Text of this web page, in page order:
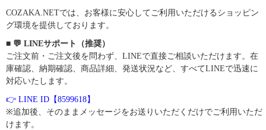
COZAKA.NETでは、お客様に安心してご利用いただけるショッピン
グ環境を提供しております。
■ 💬 LINEサポート（推奨）
ご注文前・ご注文後を問わず、LINEで直接ご相談いただけます。在
庫確認、納期確認、商品詳細、発送状況など、すべてLINEで迅速に
対応いたします。
👉 LINE ID【8599618】
※追加後、そのままメッセージをお送りいただくだけでご利用いただ
けます。